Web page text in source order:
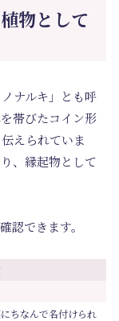
物として
ナルキ」とも呼
帯びたコイン形
えられていま
、縁起物として
認できます。
ちなんで名付けられ